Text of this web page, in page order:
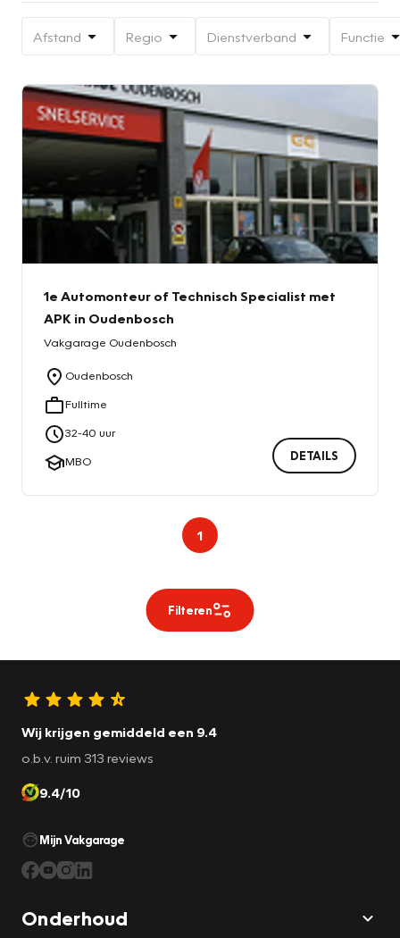
Afstand Regio Dienstverband Functie
1e Automonteur of Technisch Specialist met
APK in Oudenbosch
Vakgarage Oudenbosch
Oudenbosch
Fulltime
32-40 uur
MBO
DETAILS
1
Filteren
Wij krijgen gemiddeld een 9.4
o.b.v. ruim 313 reviews
9.4/10
Mijn Vakgarage
Onderhoud